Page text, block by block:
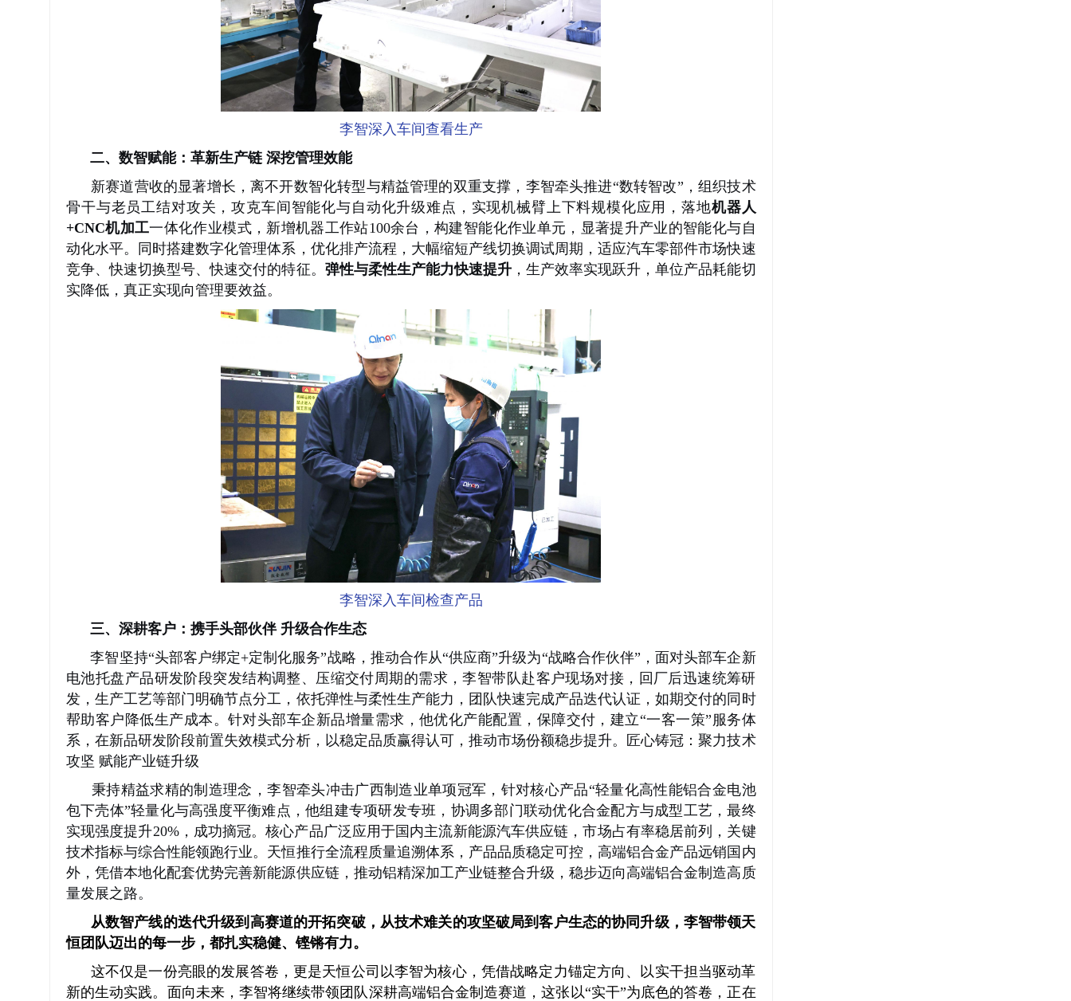
李智深入车间查看生产
二、数智赋能：革新生产链 深挖管理效能
新赛道营收的显著增长，离不开数智化转型与精益管理的双重支撑，李智牵头推进“数转智改”，组织技术
骨干与老员工结对攻关，攻克车间智能化与自动化升级难点，实现机械臂上下料规模化应用，落地机器人
+CNC机加工一体化作业模式，新增机器工作站100余台，构建智能化作业单元，显著提升产业的智能化与自
动化水平。同时搭建数字化管理体系，优化排产流程，大幅缩短产线切换调试周期，适应汽车零部件市场快速
竞争、快速切换型号、快速交付的特征。 弹性与柔性生产能力快速提升 ，生产效率实现跃升，单位产品耗能切
实降低，真正实现向管理要效益。
李智深入车间检查产品
三、深耕客户：携手头部伙伴 升级合作生态
李智坚持“头部客户绑定+定制化服务”战略，推动合作从“供应商”升级为“战略合作伙伴”，面对头部车企新
电池托盘产品研发阶段突发结构调整、压缩交付周期的需求，李智带队赴客户现场对接，回厂后迅速统筹研
发，生产工艺等部门明确节点分工，依托弹性与柔性生产能力，团队快速完成产品迭代认证，如期交付的同时
帮助客户降低生产成本。针对头部车企新品增量需求，他优化产能配置，保障交付，建立“一客一策”服务体
系，在新品研发阶段前置失效模式分析，以稳定品质赢得认可，推动市场份额稳步提升。匠心铸冠：聚力技术
攻坚 赋能产业链升级
秉持精益求精的制造理念，李智牵头冲击广西制造业单项冠军，针对核心产品“轻量化高性能铝合金电池
包下壳体”轻量化与高强度平衡难点，他组建专项研发专班，协调多部门联动优化合金配方与成型工艺，最终
实现强度提升20%，成功摘冠。核心产品广泛应用于国内主流新能源汽车供应链，市场占有率稳居前列，关键
技术指标与综合性能领跑行业。天恒推行全流程质量追溯体系，产品品质稳定可控，高端铝合金产品远销国内
外，凭借本地化配套优势完善新能源供应链，推动铝精深加工产业链整合升级，稳步迈向高端铝合金制造高质
量发展之路。
从数智产线的迭代升级到高赛道的开拓突破，从技术难关的攻坚破局到客户生态的协同升级，李智带领天
恒团队迈出的每一步，都扎实稳健、铿锵有力。
这不仅是一份亮眼的发展答卷，更是天恒公司以李智为核心，凭借战略定力锚定方向、以实干担当驱动革
新的生动实践。面向未来，李智将继续带领团队深耕高端铝合金制造赛道，这张以“实干”为底色的答卷，正在